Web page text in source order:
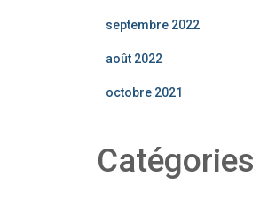
septembre 2022
août 2022
octobre 2021
Catégories